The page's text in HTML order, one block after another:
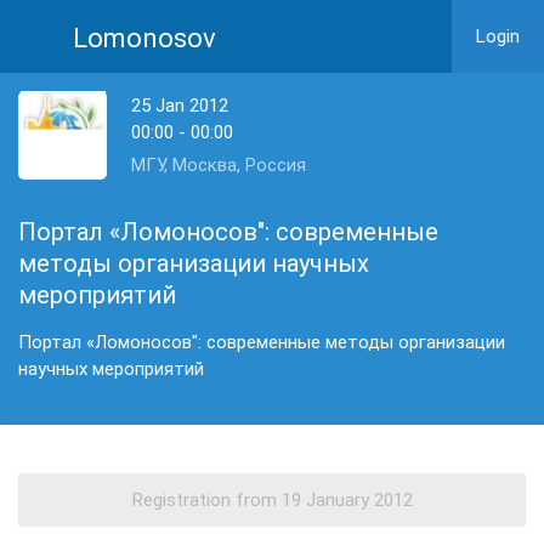
Lomonosov Login
25 Jan 2012
00:00 - 00:00
МГУ, Москва, Россия
Портал «Ломоносов": современные
методы организации научных
мероприятий
Портал «Ломоносов": современные методы организации
научных мероприятий